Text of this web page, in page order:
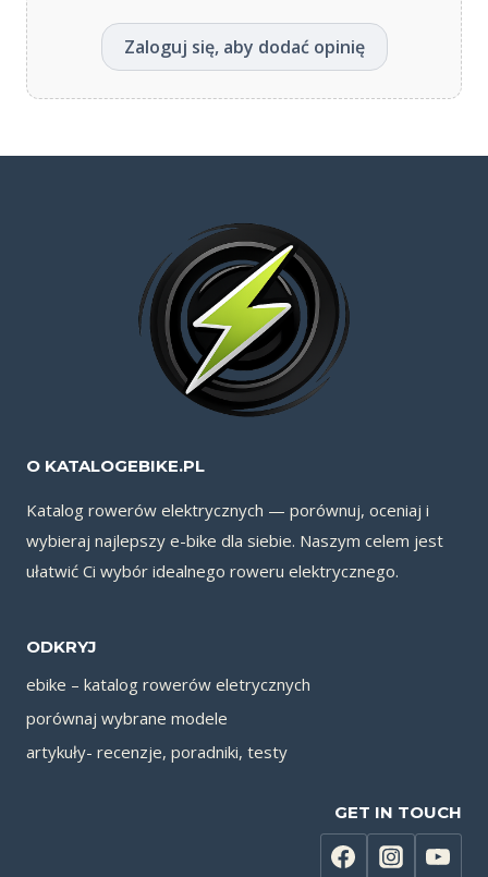
Zaloguj się, aby dodać opinię
O KATALOGEBIKE.PL
Katalog rowerów elektrycznych — porównuj, oceniaj i
wybieraj najlepszy e-bike dla siebie. Naszym celem jest
ułatwić Ci wybór idealnego roweru elektrycznego.
ODKRYJ
ebike – katalog rowerów eletrycznych
porównaj wybrane modele
artykuły- recenzje, poradniki, testy
GET IN TOUCH